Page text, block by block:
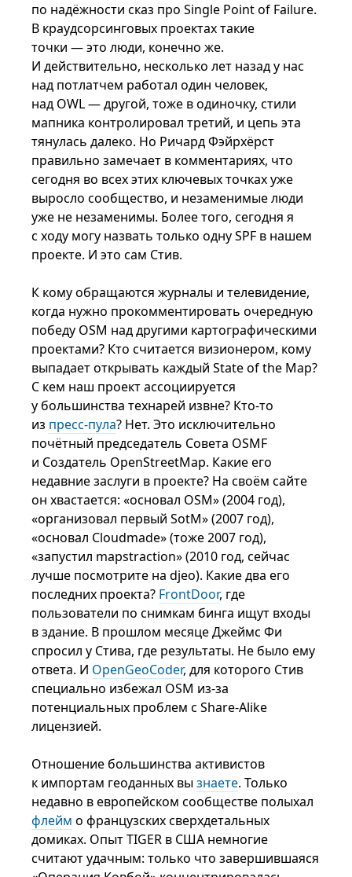
по надёжности сказ про Single Point of Failure.
В краудсорсинговых проектах такие
точки — это люди, конечно же.
И действительно, несколько лет назад у нас
над потлатчем работал один человек,
над OWL — другой, тоже в одиночку, стили
мапника контролировал третий, и цепь эта
тянулась далеко. Но Ричард Фэйрхёрст
правильно замечает в комментариях, что
сегодня во всех этих ключевых точках уже
выросло сообщество, и незаменимые люди
уже не незаменимы. Более того, сегодня я
с ходу могу назвать только одну SPF в нашем
проекте. И это сам Стив.
К кому обращаются журналы и телевидение,
когда нужно прокомментировать очередную
победу OSM над другими картографическими
проектами? Кто считается визионером, кому
выпадает открывать каждый State of the Map?
С кем наш проект ассоциируется
у большинства технарей извне? Кто-то
из пресс-пула? Нет. Это исключительно
почётный председатель Совета OSMF
и Создатель OpenStreetMap. Какие его
недавние заслуги в проекте? На своём сайте
он хвастается: «основал OSM» (2004 год),
«организовал первый SotM» (2007 год),
«основал Cloudmade» (тоже 2007 год),
«запустил mapstraction» (2010 год, сейчас
лучше посмотрите на djeo). Какие два его
последних проекта? FrontDoor, где
пользователи по снимкам бинга ищут входы
в здание. В прошлом месяце Джеймс Фи
спросил у Стива, где результаты. Не было ему
ответа. И OpenGeoCoder, для которого Стив
специально избежал OSM из-за
потенциальных проблем с Share-Alike
лицензией.
Отношение большинства активистов
к импортам геоданных вызнаете. Только
недавно в европейском сообществе полыхал
флейм о французских сверхдетальных
домиках. Опыт TIGER в США немногие
считают удачным: только что завершившаяся